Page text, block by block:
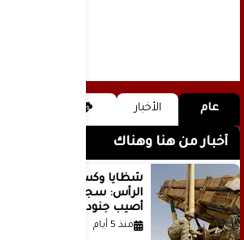
عام الأخبار
أخبار من هنا وهناك
شظايا وكسور في العظام
الرأس: سجلات جديدة
أصيب جنود أمريكيون في الحرب
منذ 5 أيام